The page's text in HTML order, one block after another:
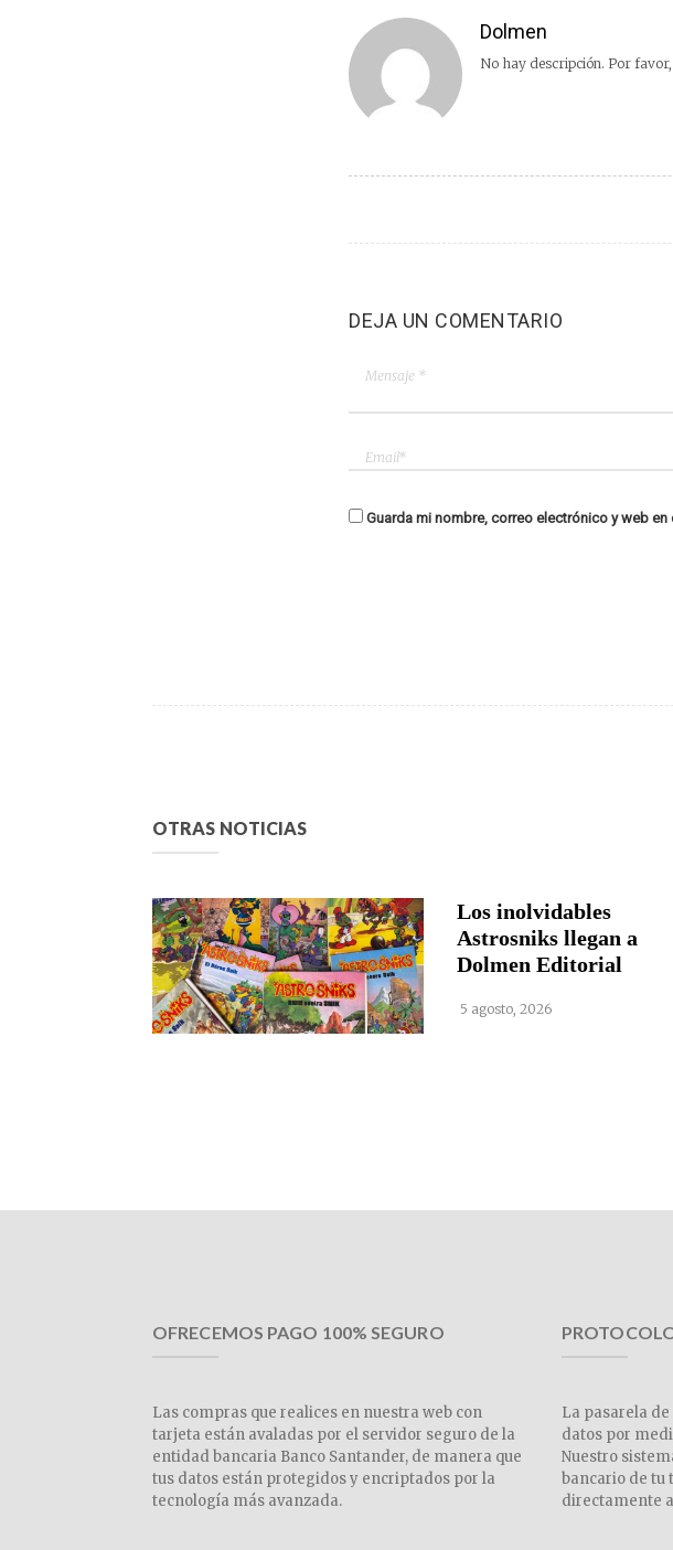
Dolmen
No hay descripción. Por
DEJA UN COMENTARIO
Guarda mi nombre, correo electrónico y web
OTRAS NOTICIAS
Los inolvidables
Astrosniks llegan a
Dolmen Editorial
5 agosto, 2026
OFRECEMOS PAGO 100% SEGURO
Las compras que realices en nuestra web con
tarjeta están avaladas por el servidor seguro de la
entidad bancaria Banco Santander, de manera que
tus datos están protegidos y encriptados por la
tecnología más avanzada.
La pasarela
datos por
Nuestro
bancario de tu
directamente